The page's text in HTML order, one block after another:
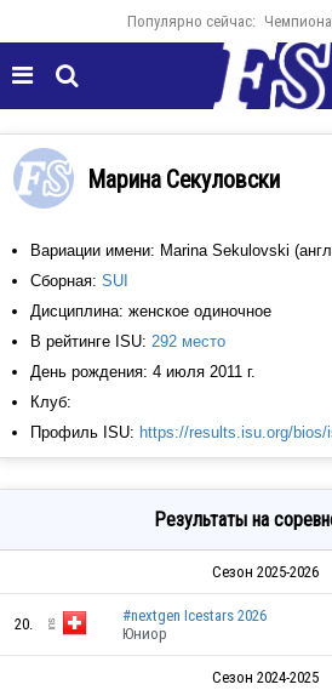
Популярно сейчас:
 
Марина Секуловски
Вариации имени: Marina Sekulovski
Сборная: SUI
Дисциплина: женское одиночное
В рейтинге ISU: 292 место
День рождения: 4 июля 2011 г.
Клуб:
Профиль ISU: https://results.isu.org/bios/
Результаты на
Сезон 2025-2026
20.
#nextgen Icestars 2026
Юниор
Сезон 2024-2025